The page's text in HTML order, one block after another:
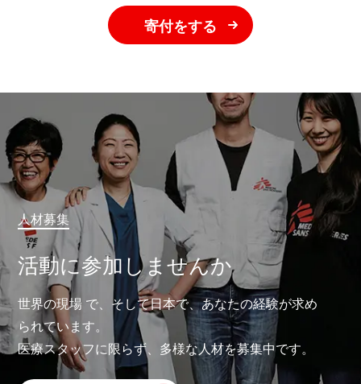
寄付をする
人材募集
活動に参加しませんか
世界の現場 で、そして日本で、あなたの経験が求め
られています。
医療スタッフに限らず、多様な人材を募集中です。